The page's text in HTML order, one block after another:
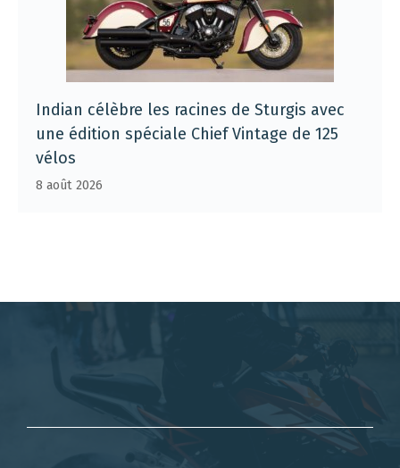
Indian célèbre les racines de Sturgis avec
une édition spéciale Chief Vintage de 125
vélos
8 août 2026